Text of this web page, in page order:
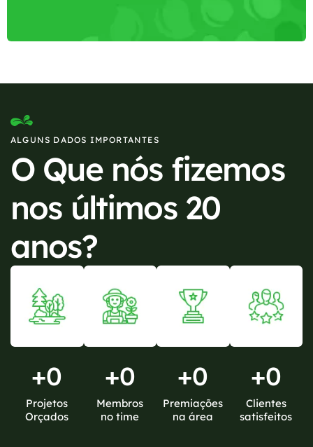
ALGUNS DADOS IMPORTANTES
O Que nós fizemos
nos últimos 20
anos?
+0
Projetos
Orçados
+0
Membros
no time
+0
Premiações
na área
+0
Clientes
satisfeitos